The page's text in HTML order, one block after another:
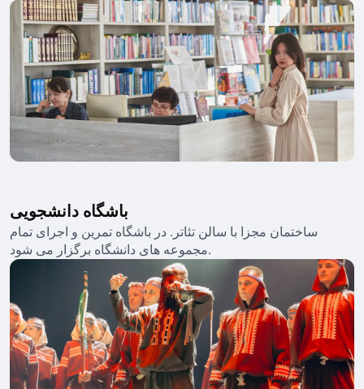
باشگاه دانشجویی
ساختمان مجزا با سالن تئاتر. در باشگاه تمرین و اجرای تمام
مجموعه های دانشگاه برگزار می شود.